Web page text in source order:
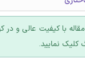
با کیفیت عالی و
کلیک نمایید.